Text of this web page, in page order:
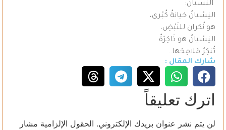
النسيان:
النِسْيانُ خيانةُ كُبْرى،
هو نُكران للنَبْضِ،
النِسْيانُ هو ذَاكِرَةٌ
تُنكِرُ مَلامِحَها..
شارك المقال :
اترك تعليقاً
لن يتم نشر عنوان بريدك الإلكتروني. الحقول الإلزامية مشار